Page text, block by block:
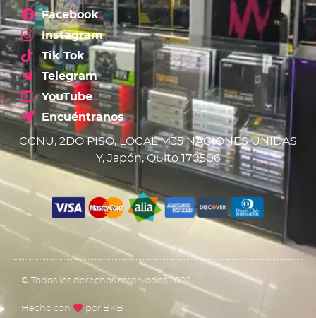
Facebook
Instagram
Tik Tok
Telegram
YouTube
Encuéntranos
CCNU, 2DO PISO, LOCAL M35 NACIONES UNIDAS
Y, Japón, Quito 170506
© Todos los derechos reservados 2022
Hecho con por BKB​​